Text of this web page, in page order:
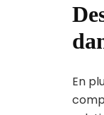
En